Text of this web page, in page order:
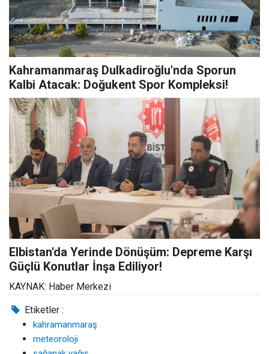
Kahramanmaraş Dulkadiroğlu'nda Sporun
Kalbi Atacak: Doğukent Spor Kompleksi!
Elbistan'da Yerinde Dönüşüm: Depreme Karşı
Güçlü Konutlar İnşa Ediliyor!
KAYNAK: Haber Merkezi
Etiketler :
kahramanmaraş
meteoroloji